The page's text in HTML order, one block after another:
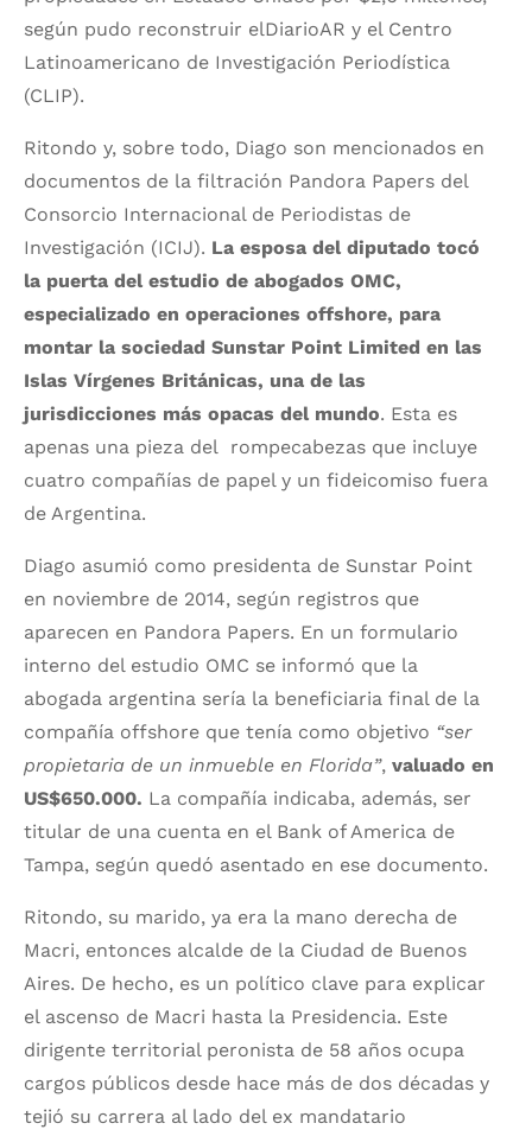
según pudo reconstruir elDiarioAR y el Centro
Latinoamericano de Investigación Periodística
(CLIP).
Ritondo y, sobre todo, Diago son mencionados en
documentos de la filtración Pandora Papers del
Consorcio Internacional de Periodistas de
Investigación (ICIJ). La esposa del diputado tocó
la puerta del estudio de abogados OMC,
especializado en operaciones offshore, para
montar la sociedad Sunstar Point Limited en las
Islas Vírgenes Británicas, una de las
jurisdicciones más opacas del mundo. Esta es
apenas una pieza del rompecabezas que incluye
cuatro compañías de papel y un fideicomiso fuera
de Argentina.
Diago asumió como presidenta de Sunstar Point
en noviembre de 2014, según registros que
aparecen en Pandora Papers. En un formulario
interno del estudio OMC se informó que la
abogada argentina sería la beneficiaria final de la
compañía offshore que tenía como objetivo “ser
propietaria de un inmueble en Florida”, valuado en
US$650.000. La compañía indicaba, además, ser
titular de una cuenta en el Bank of America de
Tampa, según quedó asentado en ese documento.
Ritondo, su marido, ya era la mano derecha de
Macri, entonces alcalde de la Ciudad de Buenos
Aires. De hecho, es un político clave para explicar
el ascenso de Macri hasta la Presidencia. Este
dirigente territorial peronista de 58 años ocupa
cargos públicos desde hace más de dos décadas y
tejió su carrera al lado del ex mandatario